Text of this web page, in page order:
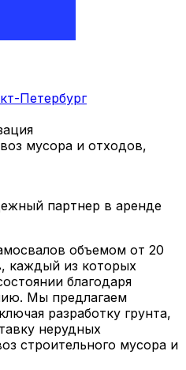
Петербург
мусора и отходов,
партнер в аренде
объемом от 20
каждый из которых
благодаря
Мы предлагаем
разработку грунта,
нерудных
строительного мусора и